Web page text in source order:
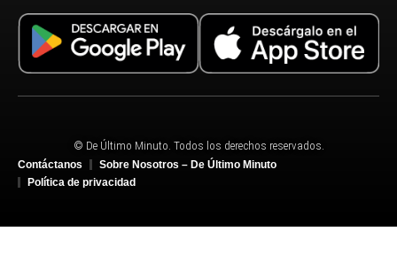
© De Último Minuto. Todos los derechos reservados.
Contáctanos
Sobre Nosotros – De Último Minuto
Política de privacidad